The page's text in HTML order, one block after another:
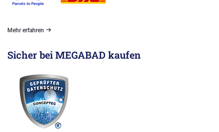
Mehr erfahren
Sicher bei MEGABAD kaufen